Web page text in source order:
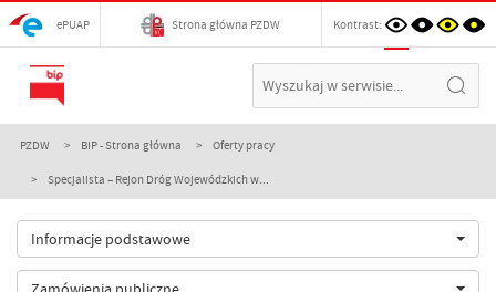
ePUAP Strona główna PZDW Kontrast:
PZDW BIP - Strona główna Oferty pracy
Specjalista – Rejon Dróg Wojewódzkich w...
Informacje podstawowe